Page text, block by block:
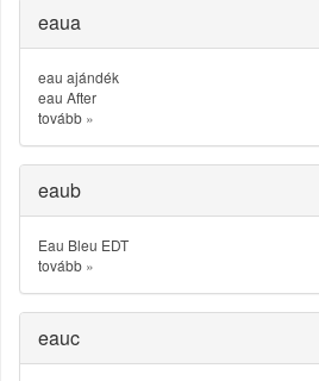
eaua
eau ajándék
eau After
tovább »
eaub
Eau Bleu EDT
tovább »
eauc